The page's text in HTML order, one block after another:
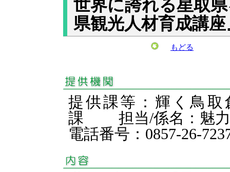
世界に誇れる星取
県観光人材育成講
もどる
提供課等：輝く鳥
課 担当/係名：魅
電話番号：0857-26-